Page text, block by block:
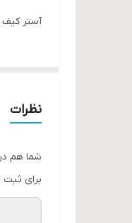
آستر کیف
نظرات
شما هم
برای ثبت